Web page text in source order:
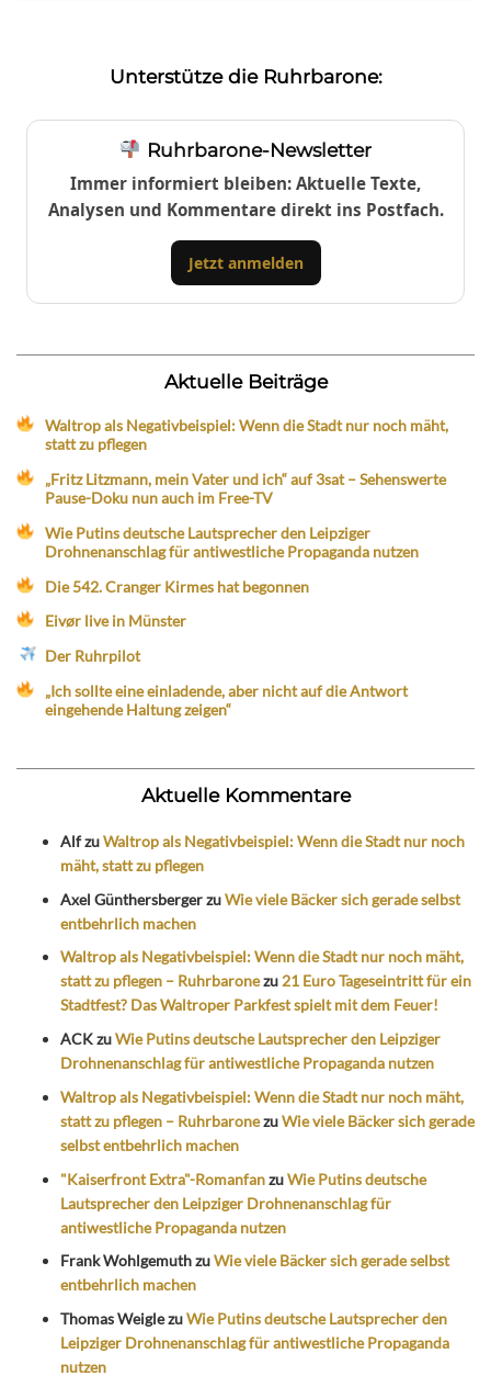
Unterstütze die Ruhrbarone:
Ruhrbarone-Newsletter
Immer informiert bleiben: Aktuelle Texte,
Analysen und Kommentare direkt ins Postfach.
Jetzt anmelden
Aktuelle Beiträge
Waltrop als Negativbeispiel: Wenn die Stadt nur noch mäht,
statt zu pflegen
„Fritz Litzmann, mein Vater und ich“ auf 3sat – Sehenswerte
Pause-Doku nun auch im Free-TV
Wie Putins deutsche Lautsprecher den Leipziger
Drohnenanschlag für antiwestliche Propaganda nutzen
Die 542. Cranger Kirmes hat begonnen
Eivør live in Münster
Der Ruhrpilot
„Ich sollte eine einladende, aber nicht auf die Antwort
eingehende Haltung zeigen“
Aktuelle Kommentare
AlfzuWaltrop als Negativbeispiel: Wenn die Stadt nur noch
mäht, statt zu pflegen
Axel GünthersbergerzuWie viele Bäcker sich gerade selbst
entbehrlich machen
Waltrop als Negativbeispiel: Wenn die Stadt nur noch mäht,
statt zu pflegen – Ruhrbaronezu 21 Euro Tageseintritt für ein
Stadtfest? Das Waltroper Parkfest spielt mit dem Feuer!
ACKzuWie Putins deutsche Lautsprecher den Leipziger
Drohnenanschlag für antiwestliche Propaganda nutzen
Waltrop als Negativbeispiel: Wenn die Stadt nur noch mäht,
statt zu pflegen – RuhrbaronezuWie viele Bäcker sich gerade
selbst entbehrlich machen
"Kaiserfront Extra"-RomanfanzuWie Putins deutsche
Lautsprecher den Leipziger Drohnenanschlag für
antiwestliche Propaganda nutzen
Frank WohlgemuthzuWie viele Bäcker sich gerade selbst
entbehrlich machen
Thomas WeiglezuWie Putins deutsche Lautsprecher den
Leipziger Drohnenanschlag für antiwestliche Propaganda
nutzen